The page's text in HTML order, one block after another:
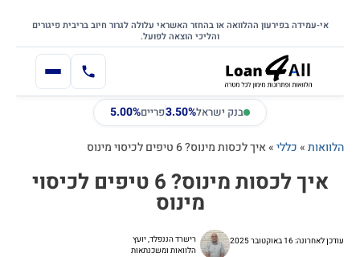
לתוכן
דלג לתוכן הראשי
אי-עמידה בפירעון ההלוואה או בהחזר האשראי עלולה לגרור חיוב בריבית פיגורים
והליכי הוצאה לפועל.
בנק ישראל3.50%פריים5.00%
הלוואות»כללי»איך לכסות מינוס? 6 טיפים לכיסוי מינוס
איך לכסות מינוס? 6 טיפים לכיסוי
מינוס
עודכן לאחרונה: 16 באוקטובר 2025
רישרד הננפלד, יועץ
הלוואות ומשכנתאות